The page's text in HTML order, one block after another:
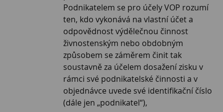
Podnikatelem se pro účely VOP rozumí
ten, kdo vykonává na vlastní účet a
odpovědnost výdělečnou činnost
živnostenským nebo obdobným
způsobem se záměrem činit tak
soustavně za účelem dosažení zisku v
rámci své podnikatelské činnosti a v
objednávce uvede své identifikační číslo
(dále jen „podnikatel“),